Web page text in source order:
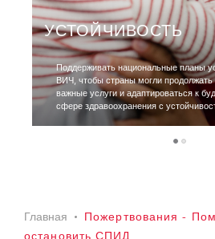
УСТОЙЧИВОСТЬ
Поддерживать национальные планы
ВИЧ, чтобы страны могли продолжать
важные услуги и адаптироваться к
сфере здравоохранения с
Главная
Пожертвования -